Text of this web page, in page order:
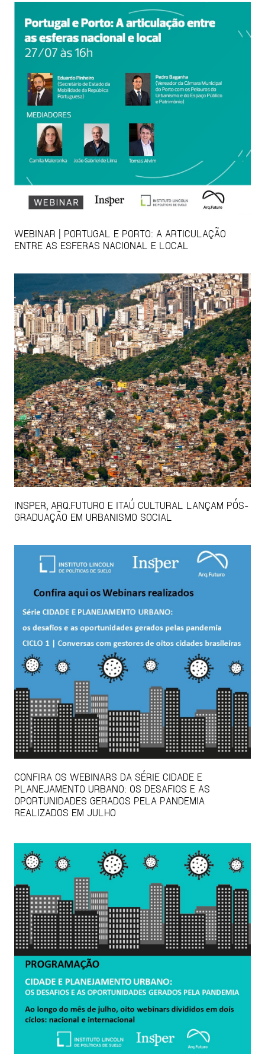
WEBINAR | PORTUGAL E PORTO: A ARTICULAÇÃO
ENTRE AS ESFERAS NACIONAL E LOCAL
INSPER, ARQ.FUTURO E ITAÚ CULTURAL LANÇAM PÓS-
GRADUAÇÃO EM URBANISMO SOCIAL
CONFIRA OS WEBINARS DA SÉRIE CIDADE E
PLANEJAMENTO URBANO: OS DESAFIOS E AS
OPORTUNIDADES GERADOS PELA PANDEMIA
REALIZADOS EM JULHO